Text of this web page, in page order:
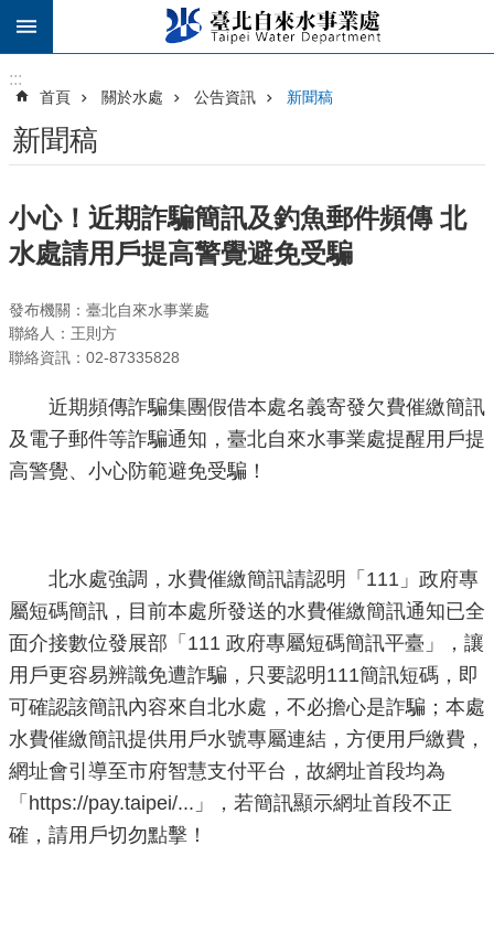
跳到主要內容區塊
:::
首頁 關於水處 公告資訊 新聞稿
新聞稿
小心！近期詐騙簡訊及釣魚郵件頻傳 北
水處請用戶提高警覺避免受騙
發布機關：臺北自來水事業處
聯絡人：王則方
聯絡資訊：02-87335828
近期頻傳詐騙集團假借本處名義寄發欠費催繳簡訊
及電子郵件等詐騙通知，臺北自來水事業處提醒用戶提
高警覺、小心防範避免受騙！
北水處強調，水費催繳簡訊請認明「111」政府專
屬短碼簡訊，目前本處所發送的水費催繳簡訊通知已全
面介接數位發展部「111 政府專屬短碼簡訊平臺」，讓
用戶更容易辨識免遭詐騙，只要認明111簡訊短碼，即
可確認該簡訊內容來自北水處，不必擔心是詐騙；本處
水費催繳簡訊提供用戶水號專屬連結，方便用戶繳費，
網址會引導至市府智慧支付平台，故網址首段均為
「https://pay.taipei/...」，若簡訊顯示網址首段不正
確，請用戶切勿點擊！